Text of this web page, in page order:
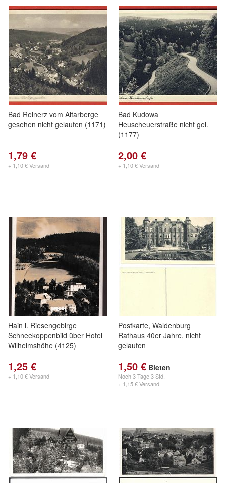
Bad Reinerz vom Altarberge
gesehen nicht gelaufen (1171)
1,79 €
+ 1,10 € Versand
Bad Kudowa
Heuscheuerstraße nicht gel.
(1177)
2,00 €
+ 1,10 € Versand
Hain i. Riesengebirge
Schneekoppenbild über Hotel
Wilhelmshöhe (4125)
1,25 €
+ 1,10 € Versand
Postkarte, Waldenburg
Rathaus 40er Jahre, nicht
gelaufen
1,50 € Bieten
Noch3 Tage 3 Std.
+ 1,15 € Versand